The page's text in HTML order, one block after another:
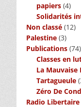
papiers (4)
Solidarités
Non classé (12)
Palestine (3)
Publications (74)
Classes en
La Mauvaise
Tartagueule
Zéro De
Radio Libertaire